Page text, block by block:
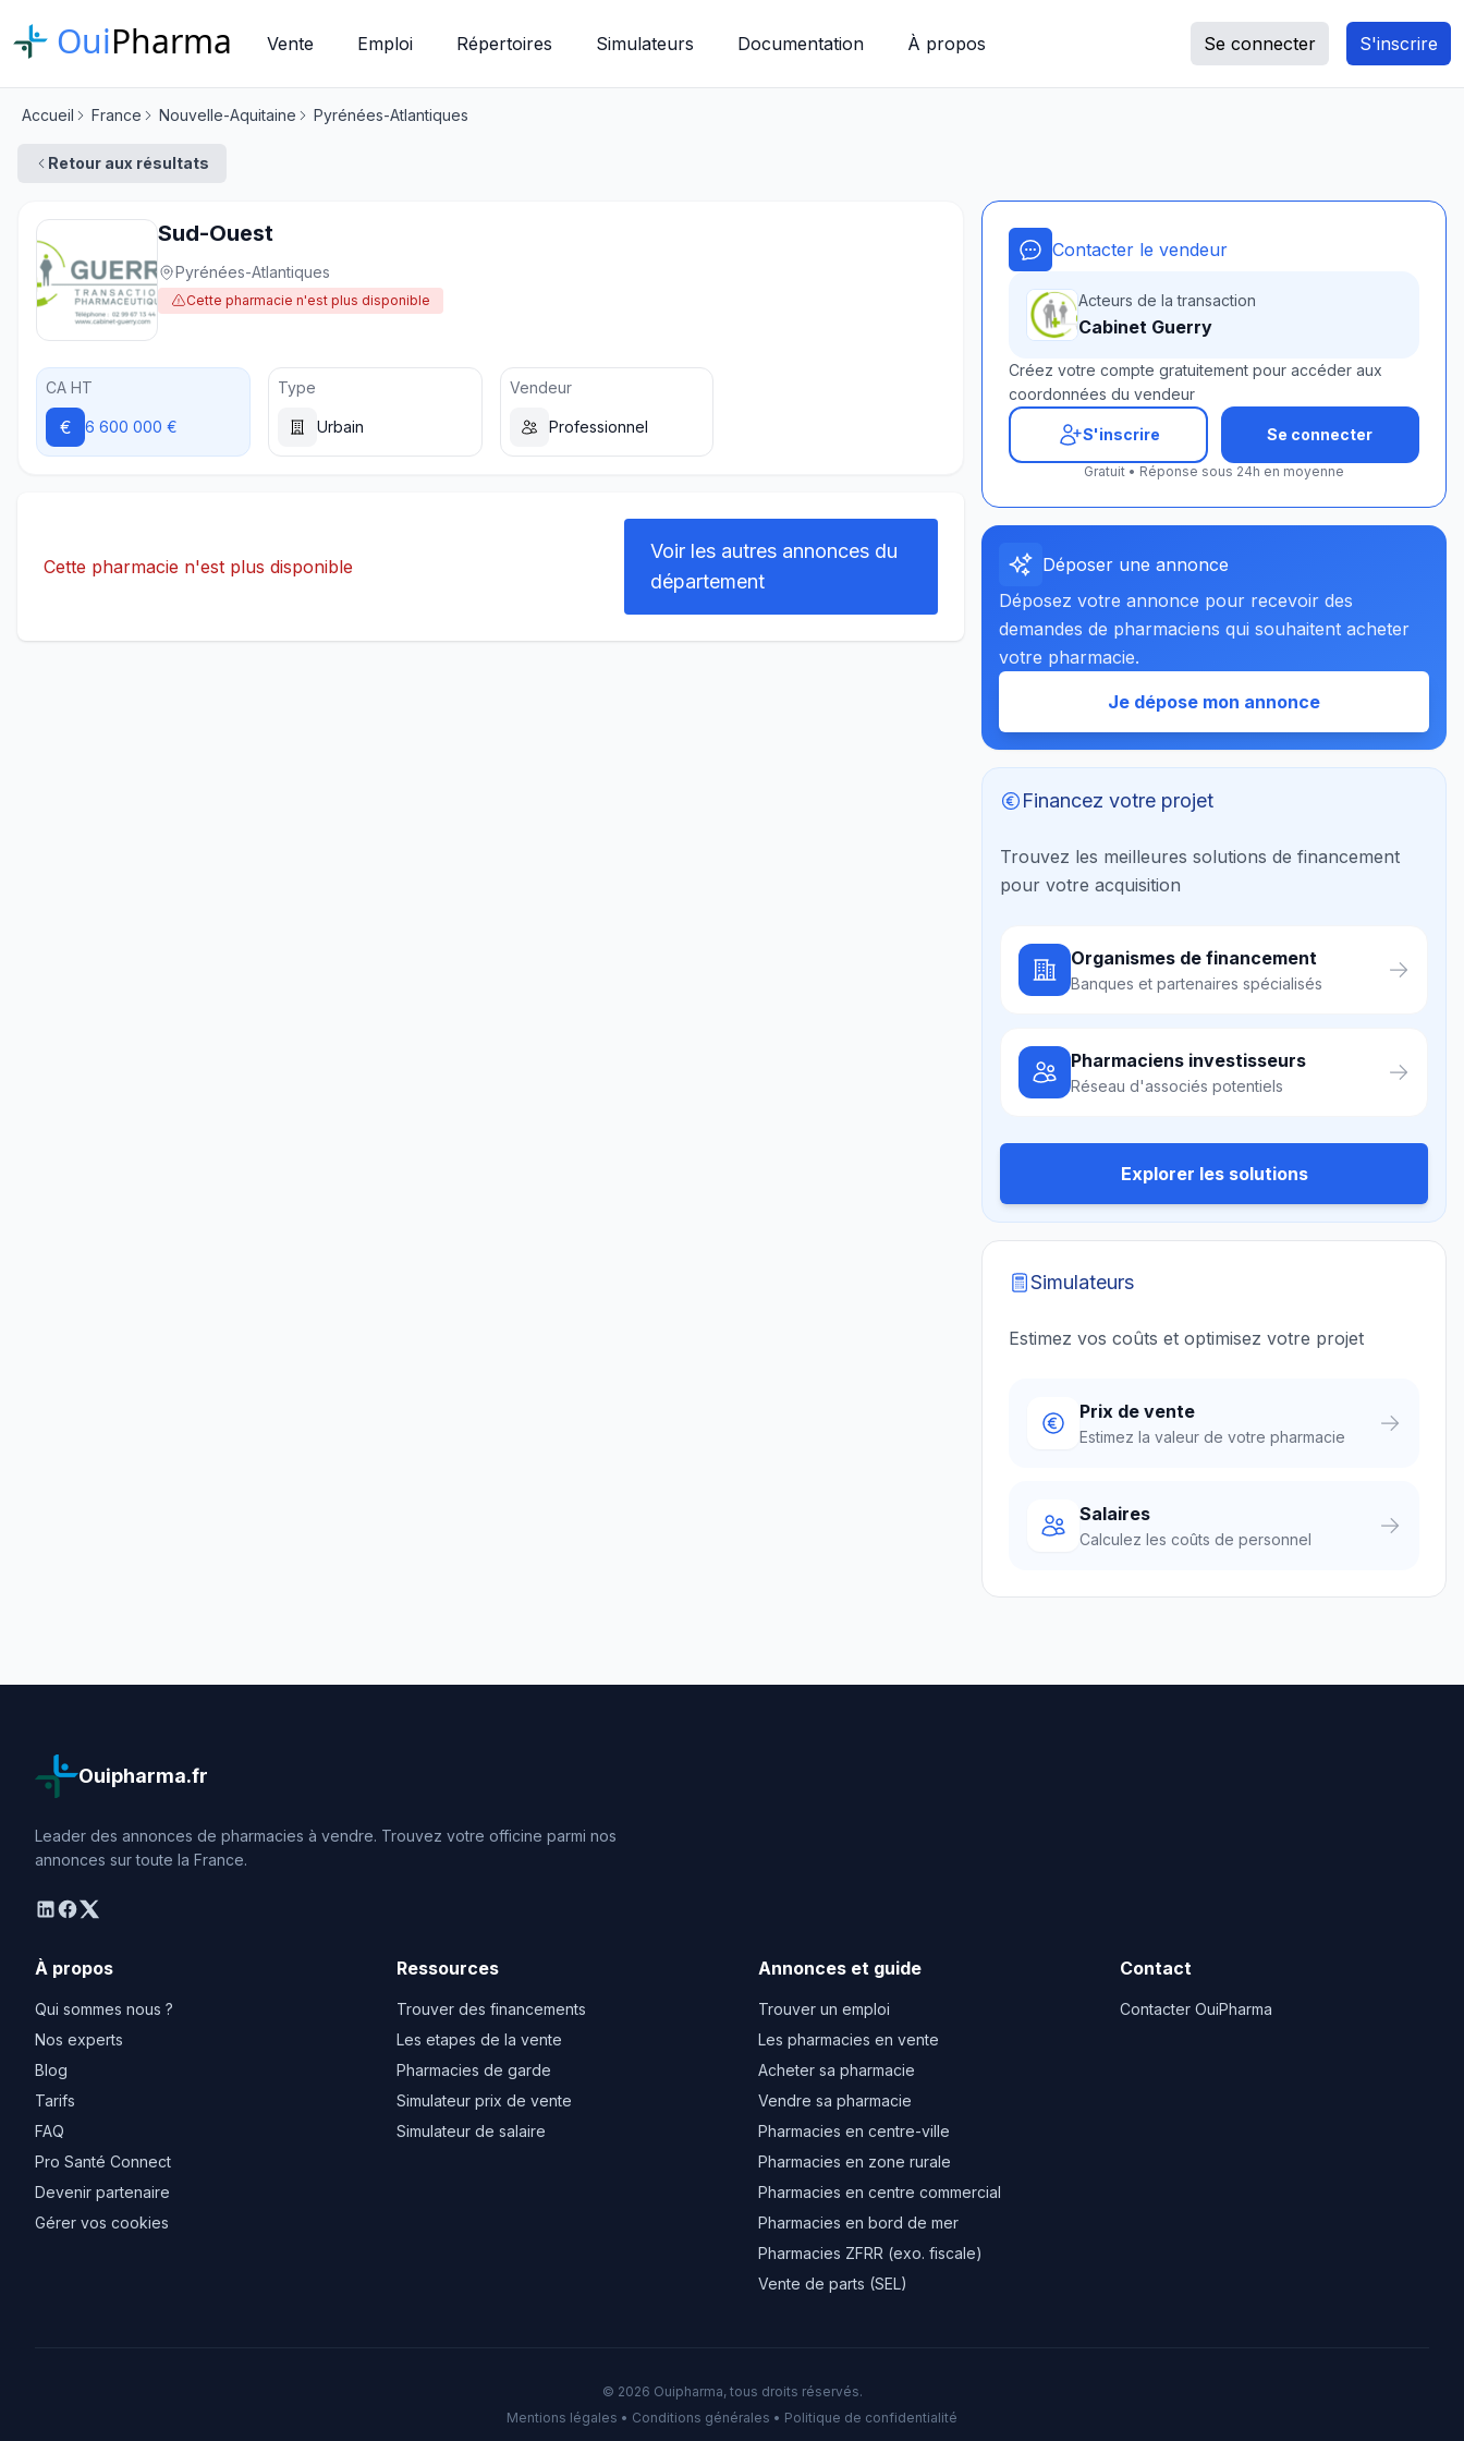
OuiPharma Vente Emploi Répertoires Simulateurs Documentation À propos Se connecter S'inscrire
Accueil France Nouvelle-Aquitaine Pyrénées-Atlantiques
Retour aux résultats
Sud-Ouest
Pyrénées-Atlantiques
Cette pharmacie n'est plus disponible
CA HT
€ 6 600 000 €
Type
Urbain
Vendeur
Professionnel
Cette pharmacie n'est plus disponible
Voir les autres annonces du
département
Contacter le vendeur
Acteurs de la transaction
Cabinet Guerry
Créez votre compte gratuitement pour accéder aux
coordonnées du vendeur
S'inscrire Se connecter
Gratuit • Réponse sous 24h en moyenne
Déposer une annonce
Déposez votre annonce pour recevoir des
demandes de pharmaciens qui souhaitent acheter
votre pharmacie.
Je dépose mon annonce
Financez votre projet
Trouvez les meilleures solutions de financement
pour votre acquisition
Organismes de financement
Banques et partenaires spécialisés
Pharmaciens investisseurs
Réseau d'associés potentiels
Explorer les solutions
Simulateurs
Estimez vos coûts et optimisez votre projet
Prix de vente
Estimez la valeur de votre pharmacie
Salaires
Calculez les coûts de personnel
Ouipharma.fr
Leader des annonces de pharmacies à vendre. Trouvez votre officine parmi nos
annonces sur toute la France.
linkedin
facebook
twitter
À propos
Qui sommes nous ?
Nos experts
Blog
Tarifs
FAQ
Pro Santé Connect
Devenir partenaire
Gérer vos cookies
Ressources
Trouver des financements
Les etapes de la vente
Pharmacies de garde
Simulateur prix de vente
Simulateur de salaire
Annonces et guide
Trouver un emploi
Les pharmacies en vente
Acheter sa pharmacie
Vendre sa pharmacie
Pharmacies en centre-ville
Pharmacies en zone rurale
Pharmacies en centre commercial
Pharmacies en bord de mer
Pharmacies ZFRR (exo. fiscale)
Vente de parts (SEL)
Contact
Contacter OuiPharma
© 2026 Ouipharma, tous droits réservés.
Mentions légales • Conditions générales • Politique de confidentialité